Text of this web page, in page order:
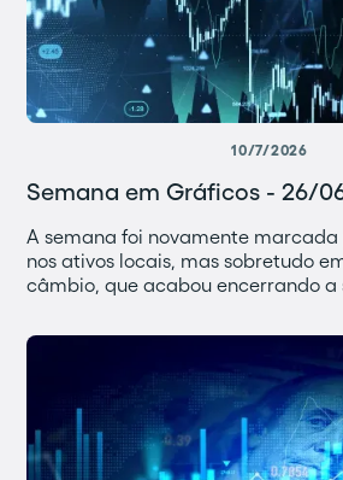
10/7/2026
Semana em Gráficos - 26/
A semana foi novamente
nos ativos locais, mas sobretudo
câmbio, que acabou encerrando a